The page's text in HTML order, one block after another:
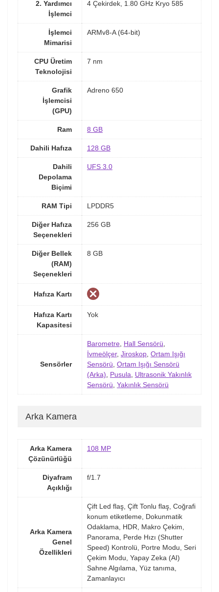
2. Yardımcı
İşlemci
4 Çekirdek, 1.80 GHz Kryo 585
İşlemci
Mimarisi
ARMv8-A (64-bit)
CPU Üretim
Teknolojisi
7 nm
Grafik
İşlemcisi
(GPU)
Adreno 650
Ram 8 GB
Dahili Hafıza 128 GB
Dahili
Depolama
Biçimi
UFS 3.0
RAM Tipi LPDDR5
Diğer Hafıza
Seçenekleri
256 GB
Diğer Bellek
(RAM)
Seçenekleri
8 GB
Hafıza Kartı
Hafıza Kartı
Kapasitesi
Yok
Sensörler
Barometre Hall Sensörü
İvmeölçer, Jiroskop Ortam Işığı
Sensörü Ortam Işığı Sensörü
(Arka)
Pusula
Ultrasonik Yakınlık
Sensörü Yakınlık Sensörü
Arka Kamera
Arka Kamera
Çözünürlüğü
108 MP
Diyafram
Açıklığı
f/1.7
Arka Kamera
Genel
Özellikleri
Çift Led flaş, Çift Tonlu flaş, Coğrafi
konum etiketleme, Dokunmatik
Odaklama, HDR, Makro Çekim,
Panorama, Perde Hızı (Shutter
Speed) Kontrolü, Portre Modu, Seri
Çekim Modu, Yapay Zeka (AI)
Sahne Algılama, Yüz tanıma,
Zamanlayıcı